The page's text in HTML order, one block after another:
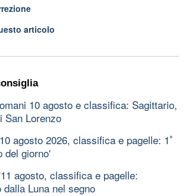
articolo
10 agosto e classifica: Sagittario,
San Lorenzo
agosto 2026, classifica e pagelle: 1ﾟ
del giorno'
agosto, classifica e pagelle:
dalla Luna nel segno